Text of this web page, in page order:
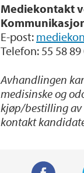
Mediekontakt
E-post:
Telefon: 55 58 89
Avhandlingen
medisinske og
kjøp/bestilling
kontakt